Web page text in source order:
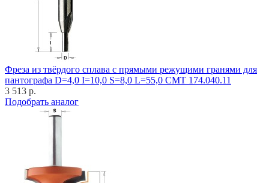
Фреза из твёрдого сплава с прямыми режущими гранями для
пантографа D=4,0 I=10,0 S=8,0 L=55,0 CMT 174.040.11
3 513 р.
Подобрать аналог